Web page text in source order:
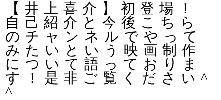
【井上喜介】初登場！
自己紹介と今後こちら
のチャンネルでやって
みたいという映画制作
について語っておりま
す！是非ご覧ください^
^